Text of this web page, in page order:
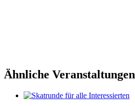
Ähnliche Veranstaltungen